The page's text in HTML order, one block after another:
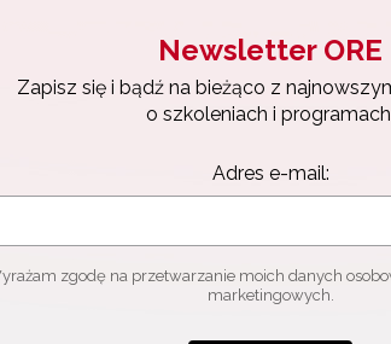
Newsletter ORE
Zapisz się i bądź na bieżąco z
o szkoleniach i
Adres e-mail:
zgodę na przetwarzanie moich danych
marketingowych.